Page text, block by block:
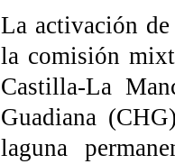
La activación
la comisión
Castilla-La
Guadiana
laguna